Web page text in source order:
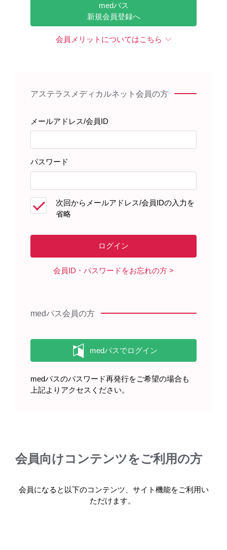
患者さんサポート資材
製品に関する資料
受けている患者さんへ 副作用の重
ロリズマブによる治療を受けてい
る患者さん用 体調チェックシート
9月）
medパス
新規会員登録へ
会員メリットについてはこちら
アステラスメディカルネット会員の方
メールアドレス/会員ID
パスワード
次回からメールアドレス/会員IDの入力を
省略
会員ID・パスワードをお忘れの方
medパス会員の方
medパスのパスワード再発行をご希望の場合も
上記よりアクセスください。
会員向けコンテンツをご利用の方
会員になると以下のコンテンツ、サイト機能をご利用い
ただけます。